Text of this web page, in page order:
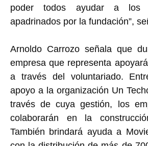
poder todos ayudar a los
apadrinados por la fundación”,
Arnoldo Carrozo señala que
empresa que representa
a través del voluntariado.
apoyo a la organización Un
través de cuya gestión, los
colaborarán en la
También brindará ayuda a